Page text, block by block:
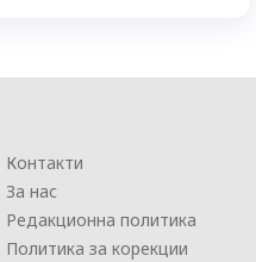
Контакти
За нас
Редакционна политика
Политика за корекции